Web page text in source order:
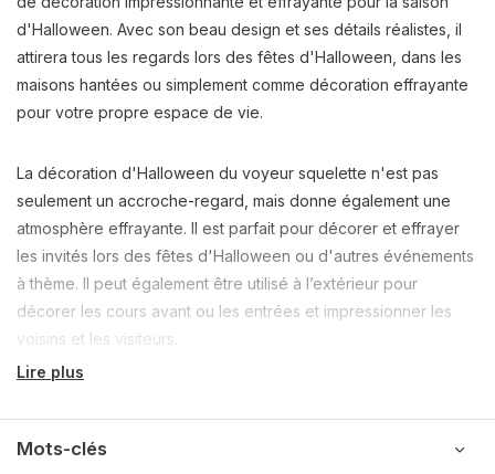
d'Halloween. Avec son beau design et ses détails réalistes, il
attirera tous les regards lors des fêtes d'Halloween, dans les
maisons hantées ou simplement comme décoration effrayante
pour votre propre espace de vie.
La décoration d'Halloween du voyeur squelette n'est pas
seulement un accroche-regard, mais donne également une
atmosphère effrayante. Il est parfait pour décorer et effrayer
les invités lors des fêtes d'Halloween ou d'autres événements
à thème. Il peut également être utilisé à l’extérieur pour
décorer les cours avant ou les entrées et impressionner les
voisins et les visiteurs.
Lire plus
Mots-clés